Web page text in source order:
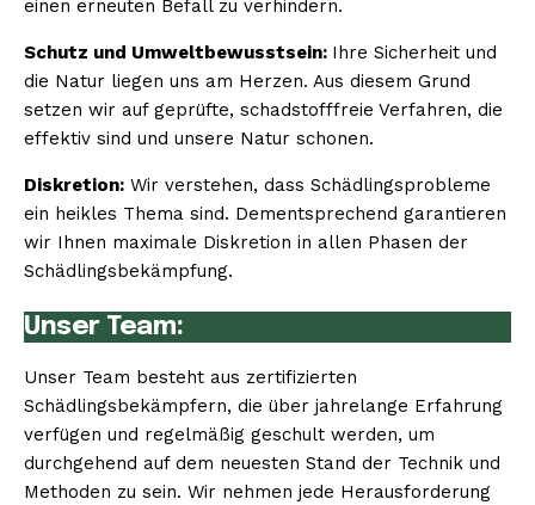
einen erneuten Befall zu verhindern.
Schutz und Umweltbewusstsein: Ihre Sicherheit und
die Natur liegen uns am Herzen. Aus diesem Grund
setzen wir auf geprüfte, schadstofffreie Verfahren, die
effektiv sind und unsere Natur schonen.
Diskretion: Wir verstehen, dass Schädlingsprobleme
ein heikles Thema sind. Dementsprechend garantieren
wir Ihnen maximale Diskretion in allen Phasen der
Schädlingsbekämpfung.
Unser Team:
Unser Team besteht aus zertifizierten
Schädlingsbekämpfern, die über jahrelange Erfahrung
verfügen und regelmäßig geschult werden, um
durchgehend auf dem neuesten Stand der Technik und
Methoden zu sein. Wir nehmen jede Herausforderung